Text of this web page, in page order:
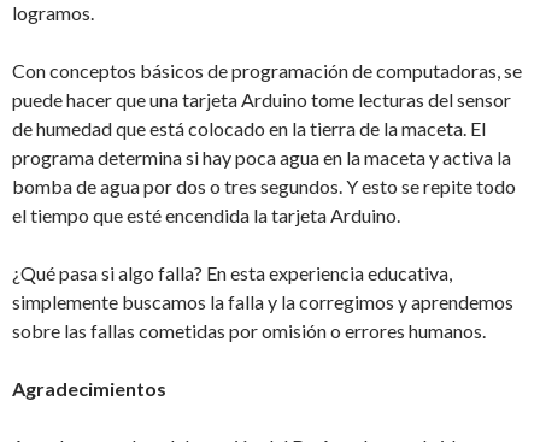
logramos.
Con conceptos básicos de programación de computadoras, se
puede hacer que una tarjeta Arduino tome lecturas del sensor
de humedad que está colocado en la tierra de la maceta. El
programa determina si hay poca agua en la maceta y activa la
bomba de agua por dos o tres segundos. Y esto se repite todo
el tiempo que esté encendida la tarjeta Arduino.
¿Qué pasa si algo falla? En esta experiencia educativa,
simplemente buscamos la falla y la corregimos y aprendemos
sobre las fallas cometidas por omisión o errores humanos.
Agradecimientos